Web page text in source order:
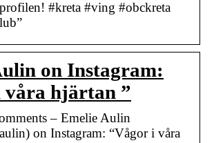
#kreta #ving #obckreta
on Instagram:
våra hjärtan ”
– Emelie Aulin
on Instagram: “Vågor i våra